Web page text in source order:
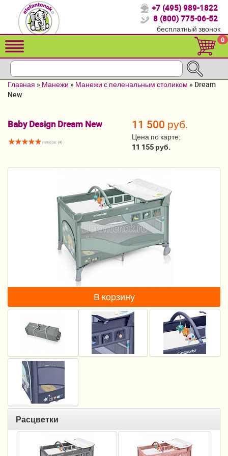
Спасибо, что выбрали нас!
Распродажа!
Детские коляски
Кроватки для новорожденных
Мебель и аксессуары
Постельные принадлежности
Манежи
Безопасность ребенка
Ходунки и прыгунки
Игры и развитие
Принадлежности для выписки
Сумки для мам и детей
Кенгуру и слинги
+7 (495) 989-1822
8 (800) 775-06-52
бесплатный звонок
0
Главная » Манежи » Манежи с пеленальным столиком » Dream
New
Baby Design Dream New
голосов: (4)
11 500 руб.
Цена по карте:
11 155 руб.
В корзину
Расцветки